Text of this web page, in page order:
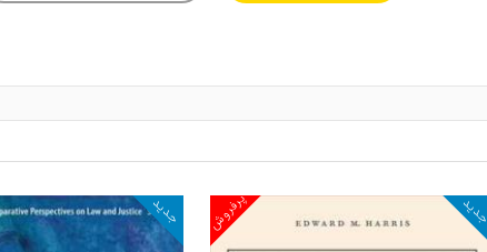
پرفروش جدید جدید